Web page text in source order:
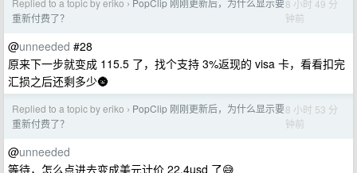
Replied to a topic by eriko › PopClip 刚刚更新后，为什么显示要
重新付费了？
8 小时 49 分
钟前
@unneeded #28
原来下一步就变成 115.5 了，找个支持 3%返现的 visa 卡，看看扣完
汇损之后还剩多少🌚
Replied to a topic by eriko › PopClip 刚刚更新后，为什么显示要
重新付费了？
8 小时 53 分
钟前
@unneeded
等待，怎么点进去变成美元计价 22.4usd 了😅